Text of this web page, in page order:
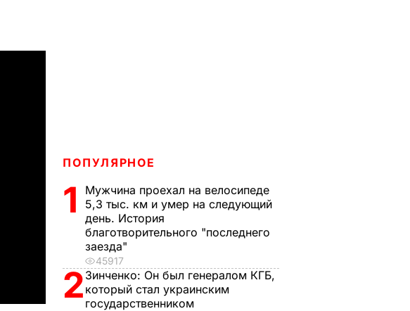
ПОПУЛЯРНОЕ
1
Мужчина проехал на велосипеде
5,3 тыс. км и умер на следующий
день. История
благотворительного "последнего
заезда"
45917
2 Зинченко: Он был генералом КГБ,
который стал украинским
государственником